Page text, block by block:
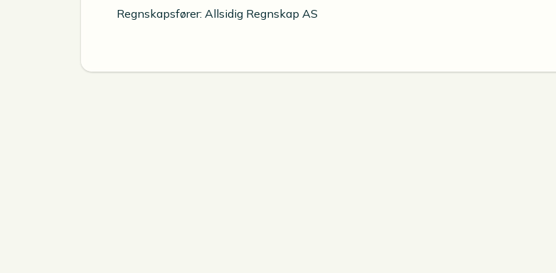
Regnskapsfører: Allsidig Regnskap AS